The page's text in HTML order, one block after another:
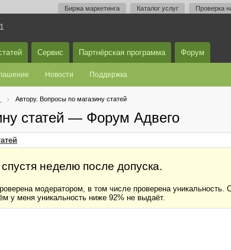
Биржа маркетинга Каталог услуг Проверка
Сервис Партнёрская программа Форум
Новости Поддержка
Автору. Вопросы по магазину статей
статей — Форум Адвего
неделю после допуска.
модератором, в том числе проверена
у меня уникальность ниже 92% не выдаёт.